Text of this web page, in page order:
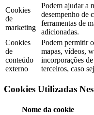
Cookies
de
marketing
Podem ajudar a
desempenho de
ferramentas de
adicionadas.
Cookies
de
conteúdo
externo
Podem permitir
mapas, vídeos,
incorporações
terceiros, caso
Cookies Utilizadas
Nome da cookie